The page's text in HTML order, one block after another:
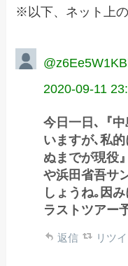
※以下、ネット上
2020-09-11
今日一日､『
いますが､私
ぬまでが現役
や浜田省吾サ
しょうね｡因
ラストツアー
返信 リツイ